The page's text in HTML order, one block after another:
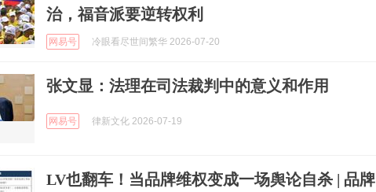
治，福音派要逆转权利
网易号 冷眼看尽世间繁华 2026-07-20
张文显：法理在司法裁判中的意义和作用
网易号 律新文化 2026-07-19
LV也翻车！当品牌维权变成一场舆论自杀 | 品牌